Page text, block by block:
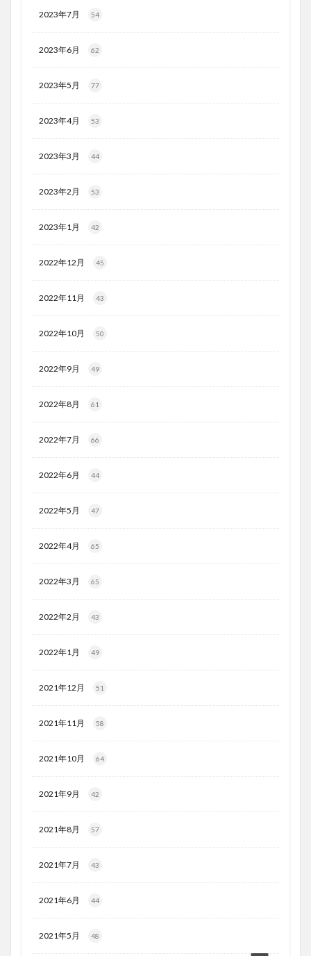
2023年7月 54
2023年6月 62
2023年5月 77
2023年4月 53
2023年3月 44
2023年2月 53
2023年1月 42
2022年12月 45
2022年11月 43
2022年10月 50
2022年9月 49
2022年8月 61
2022年7月 66
2022年6月 44
2022年5月 47
2022年4月 65
2022年3月 65
2022年2月 43
2022年1月 49
2021年12月 51
2021年11月 58
2021年10月 64
2021年9月 42
2021年8月 57
2021年7月 43
2021年6月 44
2021年5月 48